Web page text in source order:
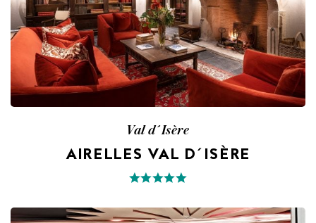
Val d´Isère
AIRELLES VAL D´ISÈRE